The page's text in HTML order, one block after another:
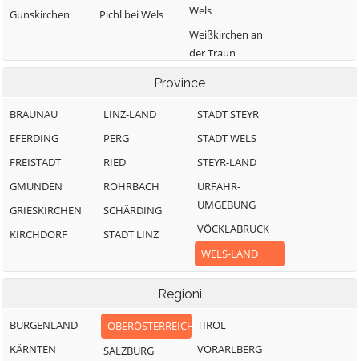
Gunskirchen
Pichl bei Wels
Wels
Weißkirchen an
der Traun
Province
BRAUNAU
EFERDING
FREISTADT
GMUNDEN
GRIESKIRCHEN
KIRCHDORF
LINZ-LAND
PERG
RIED
ROHRBACH
SCHÄRDING
STADT LINZ
STADT STEYR
STADT WELS
STEYR-LAND
URFAHR-
UMGEBUNG
VÖCKLABRUCK
WELS-LAND
Regioni
BURGENLAND
KÄRNTEN
OBERÖSTERREICH
SALZBURG
TIROL
VORARLBERG